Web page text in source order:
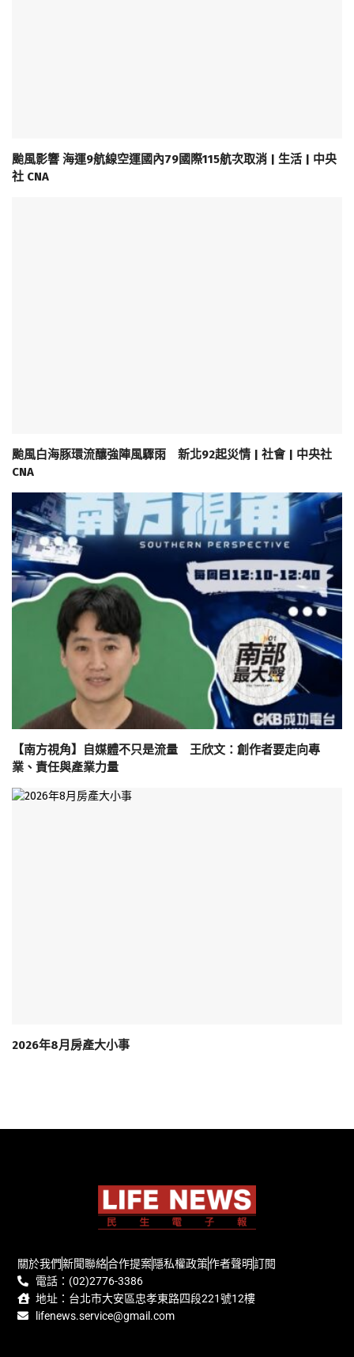
颱風影響 海運9航線空運國內79國際115航次取消 | 生活 | 中央
社 CNA
颱風白海豚環流釀強陣風驟雨 新北92起災情 | 社會 | 中央社
CNA
【南方視角】自媒體不只是流量 王欣文：創作者要走向專
業、責任與產業力量
2026年8月房產大小事
關於我們新聞聯絡合作提案隱私權政策作者聲明訂閱
電話：(02)2776-3386
地址：台北市大安區忠孝東路四段221號12樓
lifenews.service@gmail.com